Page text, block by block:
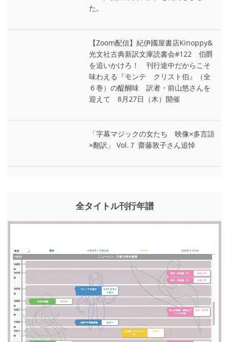
た。
【Zoom配信】紀伊國屋書店Kinoppy&
光文社古典新訳文庫読書会#122 伯爵
を追いかけろ！ 刊行途中だからこそ
味わえる『モンテ゠クリスト伯』（全
６巻）の醍醐味 訳者・前山悠さんを
迎えて 8月27日（木）開催
「字幕マジックの女たち 映像×多言語
×翻訳」 Vol.７ 齋藤敦子さん追悼
全タイトル刊行年譜